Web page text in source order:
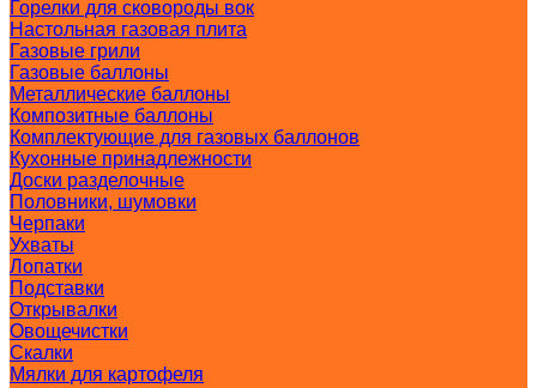
Горелки для сковороды вок
Настольная газовая плита
Газовые грили
Газовые баллоны
Металлические баллоны
Композитные баллоны
Комплектующие для газовых баллонов
Кухонные принадлежности
Доски разделочные
Половники, шумовки
Черпаки
Ухваты
Лопатки
Подставки
Открывалки
Овощечистки
Скалки
Мялки для картофеля